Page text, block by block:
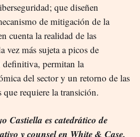
que diseñen
de mitigación de la
cuenta la realidad de las
vez más sujeta a picos de
definitiva, permitan la
del sector y un retorno de las
que requiere la transición.
Castiella es catedrático de
y counsel en White & Case.